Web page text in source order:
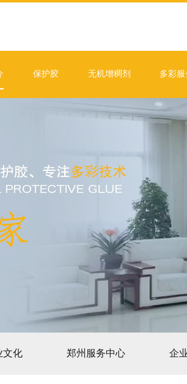
保护胶 无机增稠剂 多彩服
文化 郑州服务中心 企